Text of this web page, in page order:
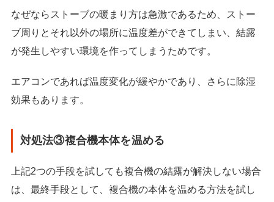
なぜならストーブの暖まり方は急激であるため、ストー
ブ周りとそれ以外の場所に温度差ができてしまい、結露
が発生しやすい環境を作ってしまうためです。
エアコンであれば温度変化が緩やかであり、さらに除湿
効果もあります。
対処法③複合機本体を温める
上記2つの手段を試しても複合機の結露が解決しない場合
は、最終手段として、複合機の本体を温める方法を試し